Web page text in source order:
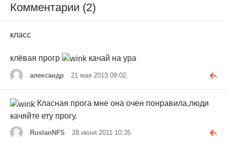
Комментарии (2)
класс
клёвая прогр качай на ура
александр 21 мая 2013 09:02
Класная прога мне она очен понравила,люди
качяйте ету прогу.
RuslanNFS 28 июня 2011 10:35